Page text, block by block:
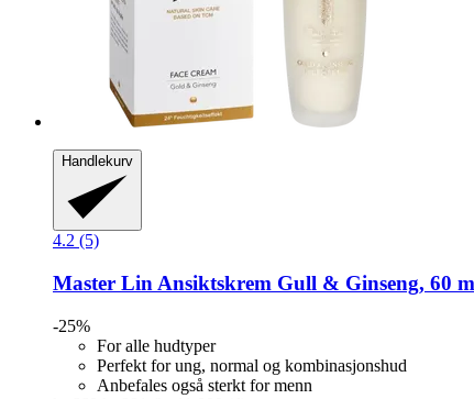
Handlekurv
4.2 (5)
Master Lin Ansiktskrem Gull & Ginseng, 60
-25%
For alle hudtyper
Perfekt for ung, normal og kombinasjonshud
Anbefales også sterkt for menn